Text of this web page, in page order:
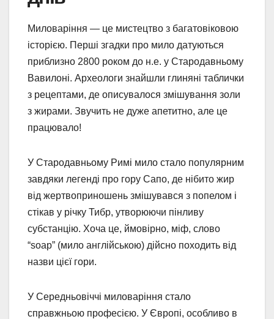
Миловаріння — це мистецтво з багатовіковою
історією. Перші згадки про мило датуються
приблизно 2800 роком до н.е. у Стародавньому
Вавилоні. Археологи знайшли глиняні таблички
з рецептами, де описувалося змішування золи
з жирами. Звучить не дуже апетитно, але це
працювало!
У Стародавньому Римі мило стало популярним
завдяки легенді про гору Сапо, де нібито жир
від жертвоприношень змішувався з попелом і
стікав у річку Тибр, утворюючи пінливу
субстанцію. Хоча це, ймовірно, міф, слово
“soap” (мило англійською) дійсно походить від
назви цієї гори.
У Середньовіччі миловаріння стало
справжньою професією. У Європі, особливо в